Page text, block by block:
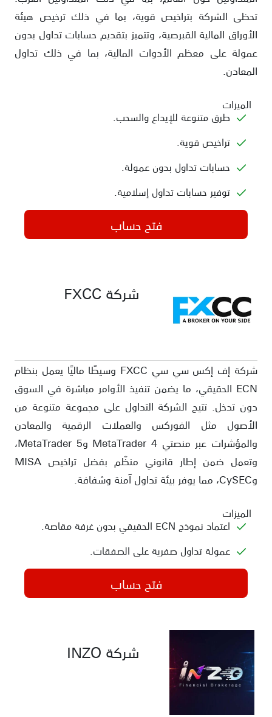
تحظى الشركة بتراخيص قوية، بما في ذلك ترخيص هيئة
الأوراق المالية القبرصية، وتتميز بتقديم حسابات تداول بدون
عمولة على معظم الأدوات المالية، بما في ذلك تداول
المعادن.
الميزات
طرق متنوعة للإيداع والسحب.
تراخيص قوية.
حسابات تداول بدون عمولة.
توفير حسابات تداول إسلامية.
فتح حساب
شركة FXCC
شركة إف إكس سي سي FXCC وسيطًا ماليًا يعمل بنظام
ECN الحقيقي، ما يضمن تنفيذ الأوامر مباشرة في السوق
دون تدخل. تتيح الشركة التداول على مجموعة متنوعة من
الأصول مثل الفوركس والعملات الرقمية والمعادن
والمؤشرات عبر منصتي MetaTrader 4 وMetaTrader 5،
وتعمل ضمن إطار قانوني منظّم بفضل تراخيص MISA
وCySEC، مما يوفر بيئة تداول آمنة وشفافة.
الميزات
اعتماد نموذج ECN الحقيقي بدون غرفة مقاصة.
عمولة تداول صفرية على الصفقات.
فتح حساب
شركة INZO